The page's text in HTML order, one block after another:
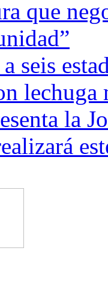
que
seis
lechuga
la